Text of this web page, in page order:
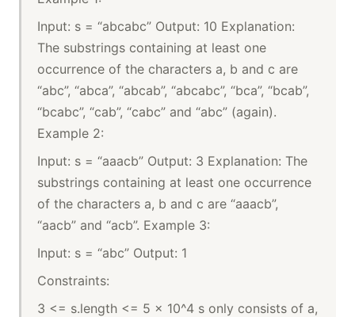
Input: s = “abcabc” Output: 10 Explanation:
The substrings containing at least one
occurrence of the characters a, b and c are
“abc”, “abca”, “abcab”, “abcabc”, “bca”, “bcab”,
“bcabc”, “cab”, “cabc” and “abc” (again).
Example 2:
Input: s = “aaacb” Output: 3 Explanation: The
substrings containing at least one occurrence
of the characters a, b and c are “aaacb”,
“aacb” and “acb”. Example 3:
Input: s = “abc” Output: 1
Constraints:
3 <= s.length <= 5 x 10^4 s only consists of a,